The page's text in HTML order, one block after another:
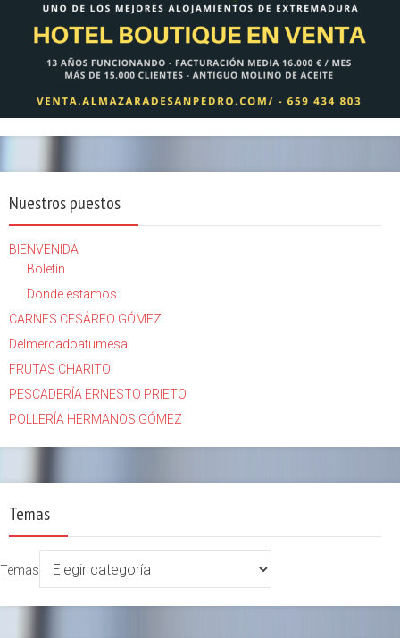
Nuestros puestos
BIENVENIDA
Boletín
Donde estamos
CARNES CESÁREO GÓMEZ
Delmercadoatumesa
FRUTAS CHARITO
PESCADERÍA ERNESTO PRIETO
POLLERÍA HERMANOS GÓMEZ
Temas
Temas